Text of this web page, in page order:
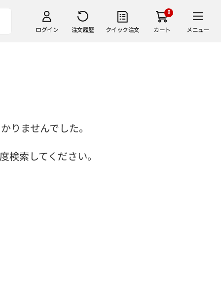
ログイン 注文履歴 クイック注文
0
カート メニュー
りませんでした。
検索してください。